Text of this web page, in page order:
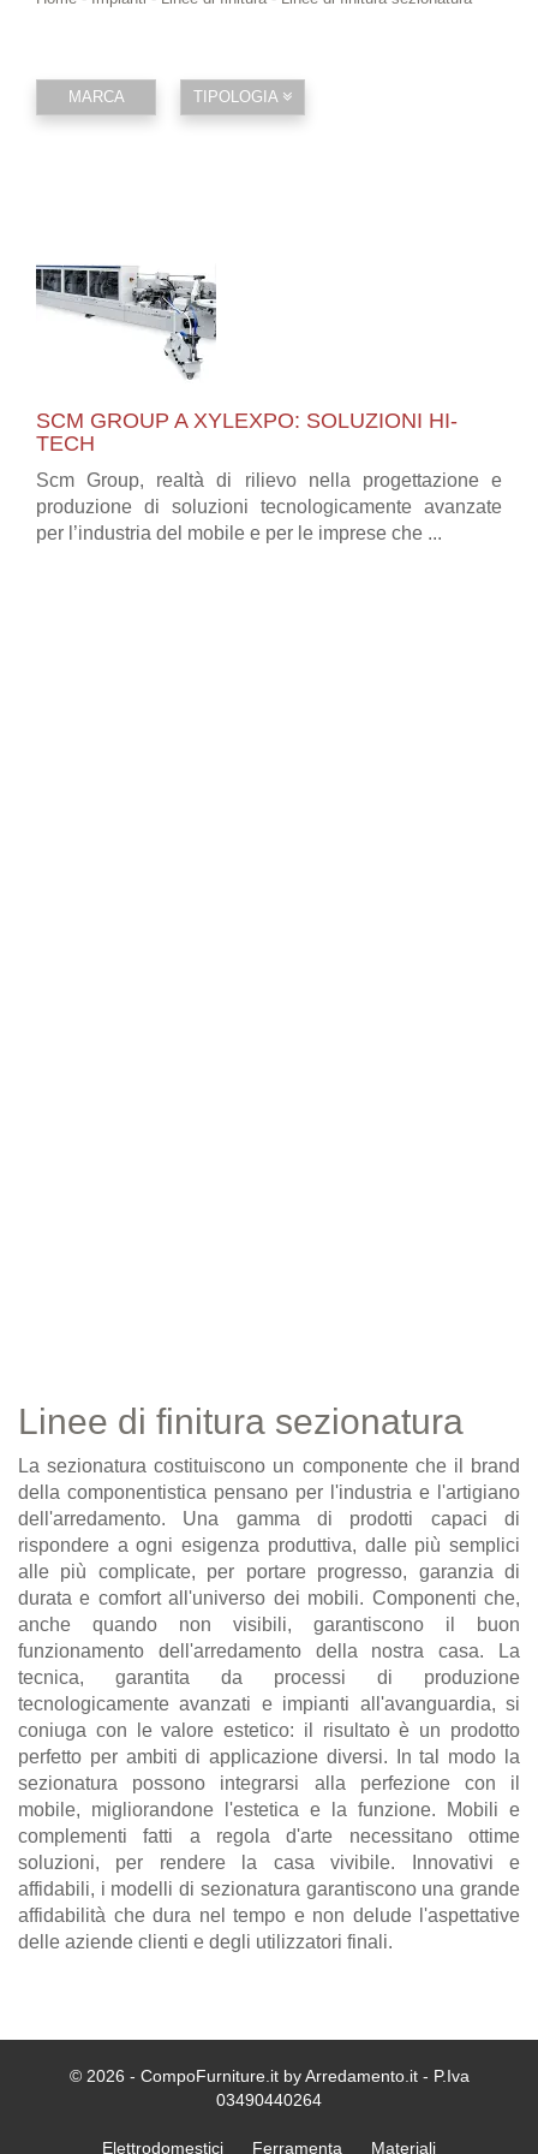
MARCA TIPOLOGIA
SCM GROUP A XYLEXPO: SOLUZIONI HI-
TECH
Scm Group, realtà di rilievo nella progettazione e
produzione di soluzioni tecnologicamente avanzate
per l’industria del mobile e per le imprese che ...
Linee di finitura sezionatura
La sezionatura costituiscono un componente che il brand
della componentistica pensano per l'industria e l'artigiano
dell'arredamento. Una gamma di prodotti capaci di
rispondere a ogni esigenza produttiva, dalle più semplici
alle più complicate, per portare progresso, garanzia di
durata e comfort all'universo dei mobili. Componenti che,
anche quando non visibili, garantiscono il buon
funzionamento dell'arredamento della nostra casa. La
tecnica, garantita da processi di produzione
tecnologicamente avanzati e impianti all'avanguardia, si
coniuga con le valore estetico: il risultato è un prodotto
perfetto per ambiti di applicazione diversi. In tal modo la
sezionatura possono integrarsi alla perfezione con il
mobile, migliorandone l'estetica e la funzione. Mobili e
complementi fatti a regola d'arte necessitano ottime
soluzioni, per rendere la casa vivibile. Innovativi e
affidabili, i modelli di sezionatura garantiscono una grande
affidabilità che dura nel tempo e non delude l'aspettative
delle aziende clienti e degli utilizzatori finali.
© 2026 - CompoFurniture.it by Arredamento.it - P.Iva
03490440264
Elettrodomestici Ferramenta Materiali